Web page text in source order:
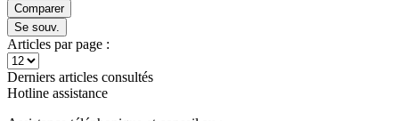
Comparer
Se souv.
Articles par page :
Derniers articles consultés
Hotline assistance